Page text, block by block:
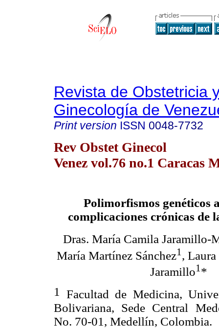
Revista de Obstetricia
Ginecología de
Print version ISSN 0048-7732
Rev Obstet Ginecol
Venez vol.76 no.1 Caracas
Polimorfismos genéticos
complicaciones crónicas de
Dras. María Camila Jaramillo-
María Martínez Sánchez1 ,
Jaramillo1 *
1
Facultad de Medicina,
Bolivariana, Sede Central
No. 70-01, Medellín, Colombia.